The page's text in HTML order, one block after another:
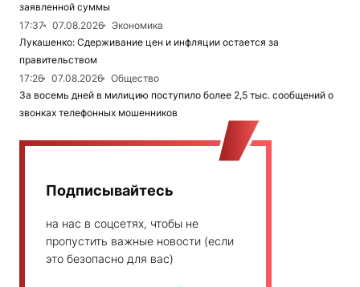
заявленной суммы
17:37
07.08.2026
Экономика
Лукашенко: Сдерживание цен и инфляции остается за
правительством
17:26
07.08.2026
Общество
За восемь дней в милицию поступило более 2,5 тыс. сообщений о
звонках телефонных мошенников
Подписывайтесь
на нас в соцсетях, чтобы не
пропустить важные новости (если
это безопасно для вас)